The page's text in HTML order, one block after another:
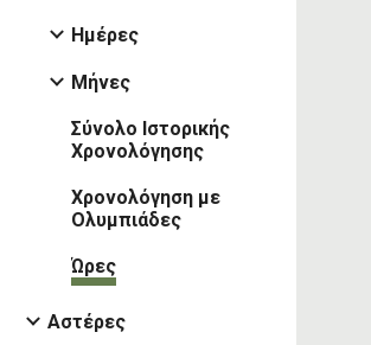
Ημέρες
Μήνες
Σύνολο Ιστορικής
Χρονολόγησης
Χρονολόγηση με
Ολυμπιάδες
Ώρες
Αστέρες